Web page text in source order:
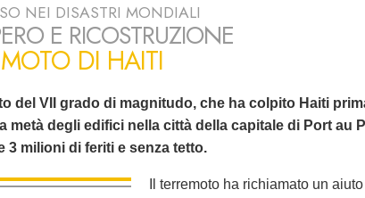
NEI DISASTRI MONDIALI
E RICOSTRUZIONE
DI HAITI
del VII grado di magnitudo, che ha colpito Haiti
metà degli edifici nella città della capitale di Port au
3 milioni di feriti e senza tetto.
Il terremoto ha richiamato un